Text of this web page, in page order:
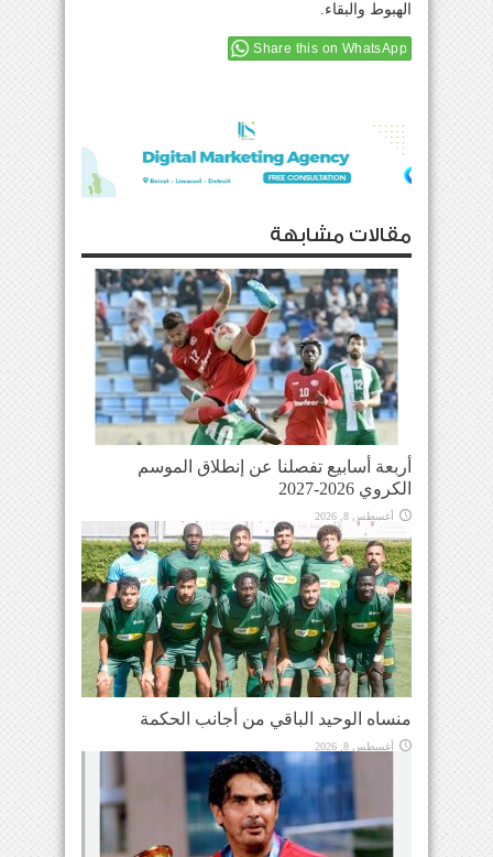
الهبوط والبقاء.
Share this on WhatsApp
مقالات مشابهة
أربعة أسابيع تفصلنا عن إنطلاق الموسم
الكروي 2026-2027
أغسطس 8, 2026
منساه الوحيد الباقي من أجانب الحكمة
أغسطس 8, 2026